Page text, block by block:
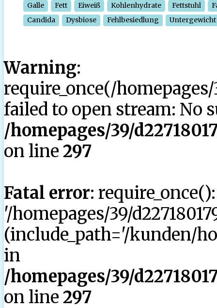
Galle
Fett Eiweiß Kohlenhydrate Fettstuhl
Candida
Dysbiose Fehlbesiedlung Untergewicht
Warning:
require_once(/
failed to open stream: No
/homepages/39/
on line 297
Fatal error:
'/homepages/39/
(include_path='/kunden/
in
/homepages/39/
on line 297